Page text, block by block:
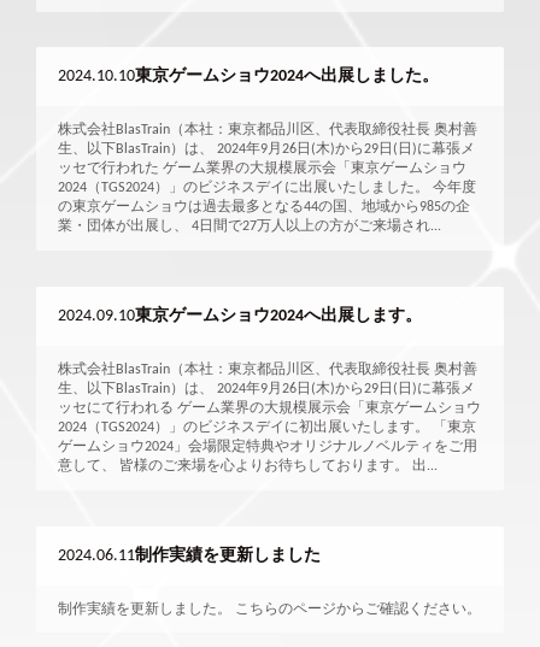
2024.10.10東京ゲームショウ2024へ出展しました。
株式会社BlasTrain（本社：東京都品川区、代表取締役社長 奥村善
生、以下BlasTrain）は、 2024年9月26日(木)から29日(日)に幕張メ
ッセで行われた ゲーム業界の大規模展示会「東京ゲームショウ
2024（TGS2024）」のビジネスデイに出展いたしました。 今年度
の東京ゲームショウは過去最多となる44の国、地域から985の企
業・団体が出展し、 4日間で27万人以上の方がご来場され...
2024.09.10東京ゲームショウ2024へ出展します。
株式会社BlasTrain（本社：東京都品川区、代表取締役社長 奥村善
生、以下BlasTrain）は、 2024年9月26日(木)から29日(日)に幕張メ
ッセにて行われる ゲーム業界の大規模展示会「東京ゲームショウ
2024（TGS2024）」のビジネスデイに初出展いたします。 「東京
ゲームショウ2024」会場限定特典やオリジナルノベルティをご用
意して、 皆様のご来場を心よりお待ちしております。 出...
2024.06.11制作実績を更新しました
制作実績を更新しました。 こちらのページからご確認ください。